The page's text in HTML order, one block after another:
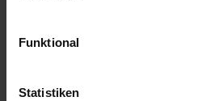
Funktional
Statistiken